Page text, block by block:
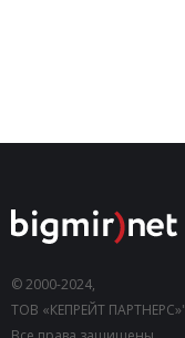
© 2000-2024,
ТОВ «КЕПРЕЙТ